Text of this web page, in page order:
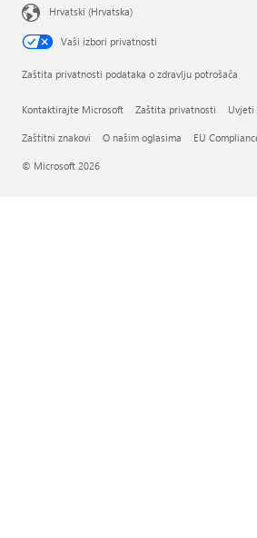
Hrvatski (Hrvatska)
Vaši izbori privatnosti
Zaštita privatnosti podataka o zdravlju potrošača
Kontaktirajte Microsoft Zaštita privatnosti Uvjeti
Zaštitni znakovi O našim oglasima EU
© Microsoft 2026